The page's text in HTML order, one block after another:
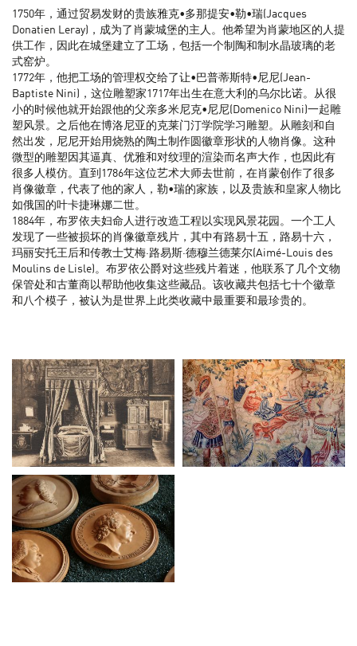
1750年，通过贸易发财的贵族雅克•多那提安•勒•瑞(Jacques
Donatien Leray)，成为了肖蒙城堡的主人。他希望为肖蒙地区的人提
供工作，因此在城堡建立了工场，包括一个制陶和制水晶玻璃的老
式窑炉。
1772年，他把工场的管理权交给了让•巴普蒂斯特•尼尼(Jean-
Baptiste Nini)，这位雕塑家1717年出生在意大利的乌尔比诺。从很
小的时候他就开始跟他的父亲多米尼克•尼尼(Domenico Nini)一起雕
塑风景。之后他在博洛尼亚的克莱门汀学院学习雕塑。从雕刻和自
然出发，尼尼开始用烧熟的陶土制作圆徽章形状的人物肖像。这种
微型的雕塑因其逼真、优雅和对纹理的渲染而名声大作，也因此有
很多人模仿。直到1786年这位艺术大师去世前，在肖蒙创作了很多
肖像徽章，代表了他的家人，勒•瑞的家族，以及贵族和皇家人物比
如俄国的叶卡捷琳娜二世。
1884年，布罗依夫妇命人进行改造工程以实现风景花园。一个工人
发现了一些被损坏的肖像徽章残片，其中有路易十五，路易十六，
玛丽安托王后和传教士艾梅·路易斯·德穆兰德莱尔(Aimé-Louis des
Moulins de Lisle)。布罗依公爵对这些残片着迷，他联系了几个文物
保管处和古董商以帮助他收集这些藏品。该收藏共包括七十个徽章
和八个模子，被认为是世界上此类收藏中最重要和最珍贵的。